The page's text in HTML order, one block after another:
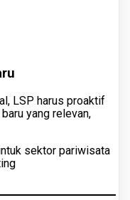
LSP harus proaktif
yang relevan,
sektor pariwisata